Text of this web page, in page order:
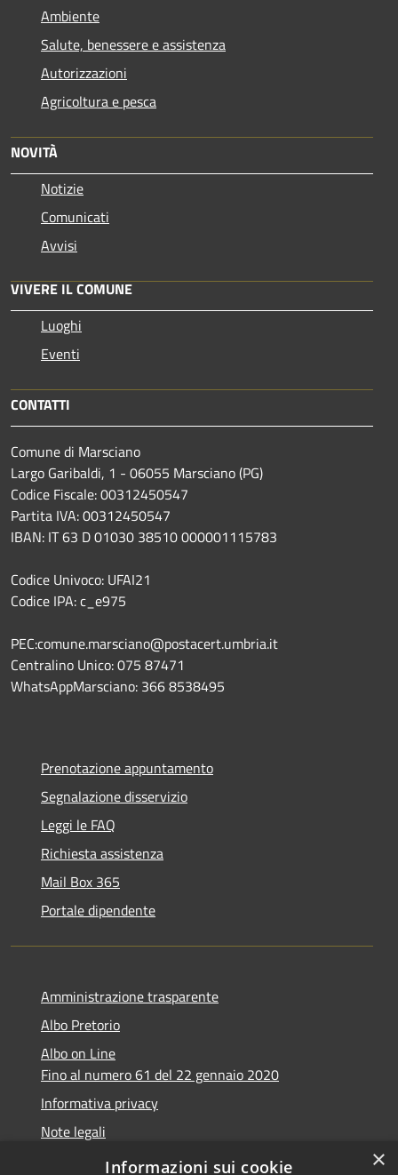
Ambiente
Salute, benessere e assistenza
Autorizzazioni
Agricoltura e pesca
NOVITÀ
Notizie
Comunicati
Avvisi
VIVERE IL COMUNE
Luoghi
Eventi
CONTATTI
Comune di Marsciano
Largo Garibaldi, 1 - 06055 Marsciano (PG)
Codice Fiscale: 00312450547
Partita IVA: 00312450547
IBAN: IT 63 D 01030 38510 000001115783
Codice Univoco: UFAI21
Codice IPA: c_e975
PEC:comune.marsciano@postacert.umbria.it
Centralino Unico: 075 87471
WhatsAppMarsciano: 366 8538495
Prenotazione appuntamento
Segnalazione disservizio
Leggi le FAQ
Richiesta assistenza
Mail Box 365
Portale dipendente
Amministrazione trasparente
Albo Pretorio
Albo on Line
Fino al numero 61 del 22 gennaio 2020
Informativa privacy
Note legali
Dichiarazione di accessibilità
×
Informazioni sui cookie